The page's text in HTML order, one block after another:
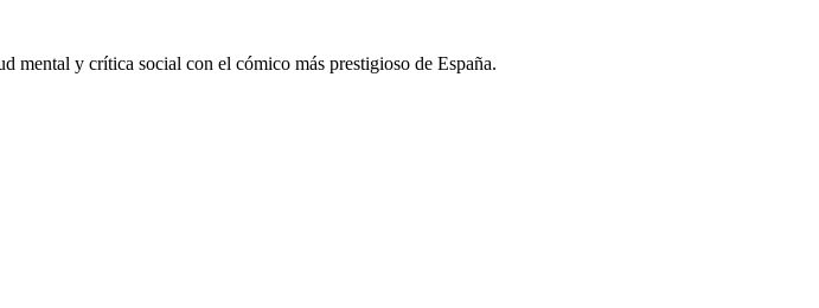
y crítica social con el cómico más prestigioso de España.